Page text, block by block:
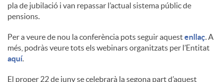
pla de jubilació i van repassar l’actual sistema públic de
pensions.
Per a veure de nou la conferència pots seguir aquestenllaç. A
més, podràs veure tots els webinars organitzats per l’Entitat
aquí.
El proper 22 de juny se celebrarà la segona part d’aquest